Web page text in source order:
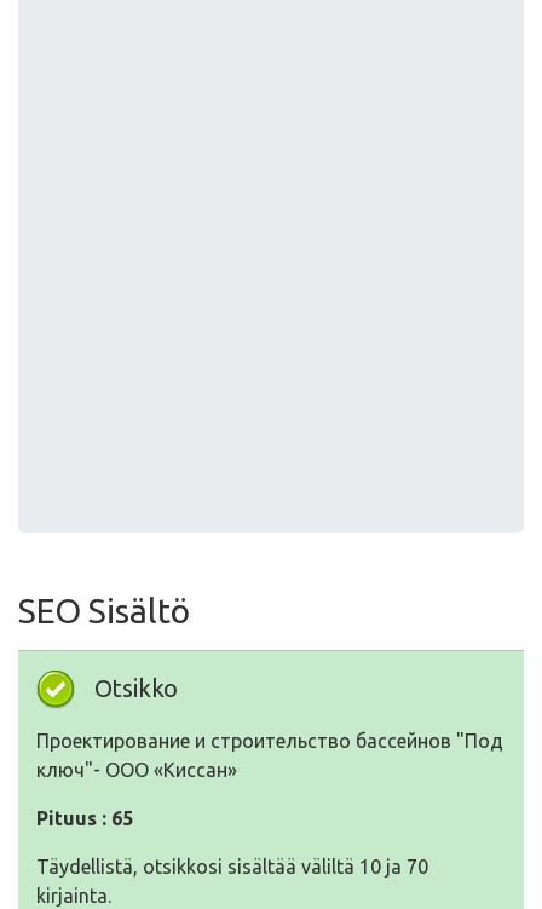
SEO Sisältö
Otsikko
Проектирование и строительство бассейнов "Под
ключ"- ООО «Киссан»
Pituus : 65
Täydellistä, otsikkosi sisältää väliltä 10 ja 70
kirjainta.